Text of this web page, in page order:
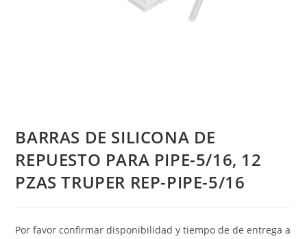
BARRAS DE SILICONA DE
REPUESTO PARA PIPE-5/16, 12
PZAS TRUPER REP-PIPE-5/16
Por favor confirmar disponibilidad y tiempo de de entrega a